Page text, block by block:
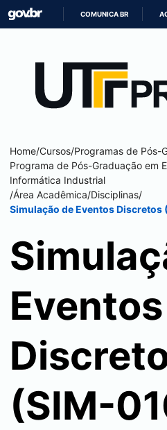
COMUNICA BR
Home/Cursos/Programas de Pós-
Programa de Pós-Graduação em
Informática Industrial
/Área Acadêmica/Disciplinas/
Simulação de Eventos Discretos
Eventos
(SIM-